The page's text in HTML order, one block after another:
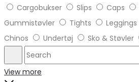
Cargobukser
Slips Caps
Gummistøvler
Tights Leggings
Chinos
Undertøj Sko & Støvler
Search
View more